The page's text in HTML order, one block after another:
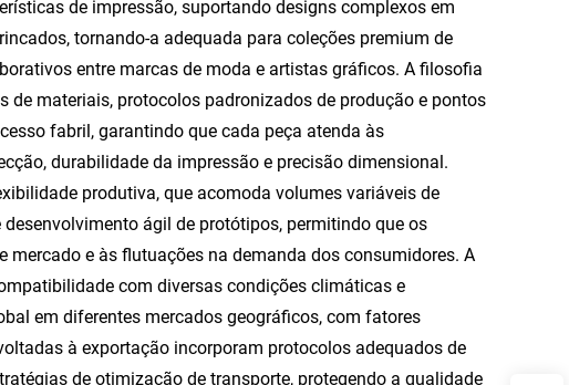
de impressão, suportando designs complexos em
tornando-a adequada para coleções premium de
entre marcas de moda e artistas gráficos. A filosofia
materiais, protocolos padronizados de produção e pontos
fabril, garantindo que cada peça atenda às
durabilidade da impressão e precisão dimensional.
produtiva, que acomoda volumes variáveis de
ágil de protótipos, permitindo que os
e às flutuações na demanda dos consumidores. A
com diversas condições climáticas e
em diferentes mercados geográficos, com fatores
à exportação incorporam protocolos adequados de
de otimização de transporte, protegendo a qualidade